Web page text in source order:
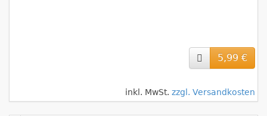
5,99 €
inkl. MwSt. zzgl. Versandkosten